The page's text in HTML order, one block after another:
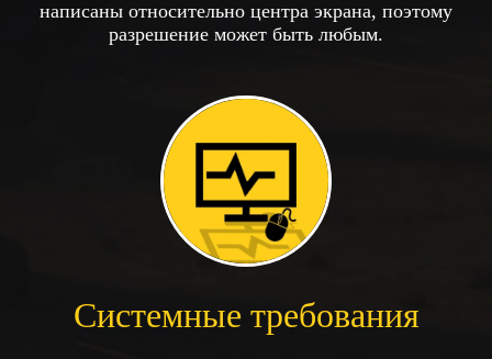
написаны относительно центра экрана, поэтому
разрешение может быть любым.
Системные требования